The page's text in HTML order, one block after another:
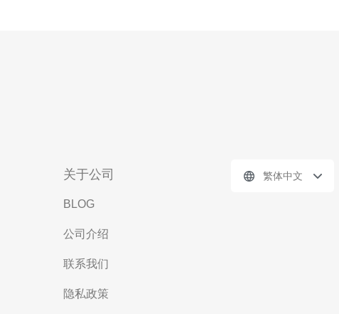
关于公司
BLOG
公司介绍
联系我们
隐私政策
繁体中文